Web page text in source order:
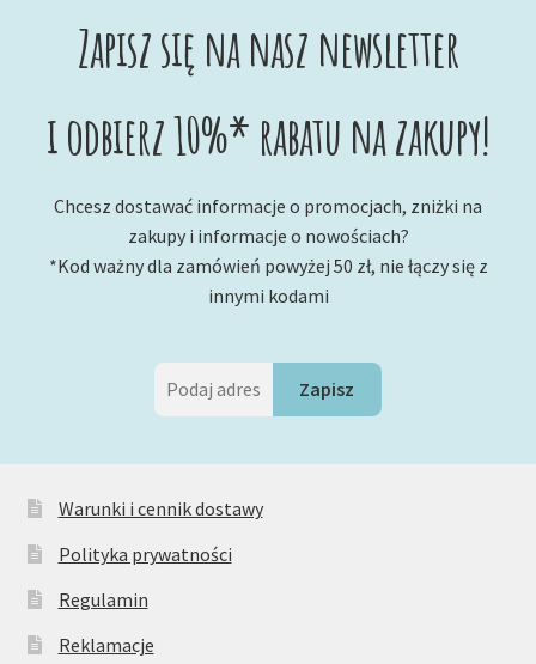
Zapisz się na nasz newsletter
i odbierz 10%* rabatu na zakupy!
Chcesz dostawać informacje o promocjach, zniżki na
zakupy i informacje o nowościach?
*Kod ważny dla zamówień powyżej 50 zł, nie łączy się z
innymi kodami
Warunki i cennik dostawy
Polityka prywatności
Regulamin
Reklamacje